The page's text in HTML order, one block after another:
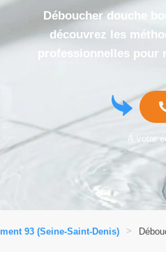
Déboucher douche
découvrez les
professionnelles pour
À votre
93 (Seine-Saint-Denis)